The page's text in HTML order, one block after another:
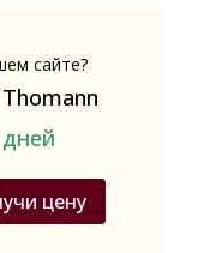
сайте?
Thomann
цену